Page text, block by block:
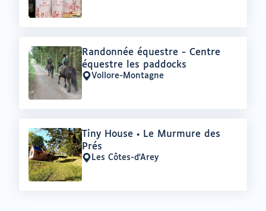
Offre
:
Randonnée équestre - Centre
équestre les paddocks
Lieu
:
Vollore-Montagne
Offre
:
Tiny House • Le Murmure des
Prés
Lieu
:
Les Côtes-d'Arey